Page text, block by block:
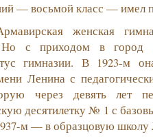
— восьмой класс — имел
женская
Но с приходом в город
гимназии. В 1923-м
Ленина с
через девять лет
десятилетку № 1 с
м — в образцовую